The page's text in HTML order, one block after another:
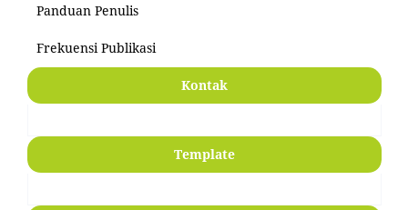
Panduan Penulis
Frekuensi Publikasi
Kontak
Template